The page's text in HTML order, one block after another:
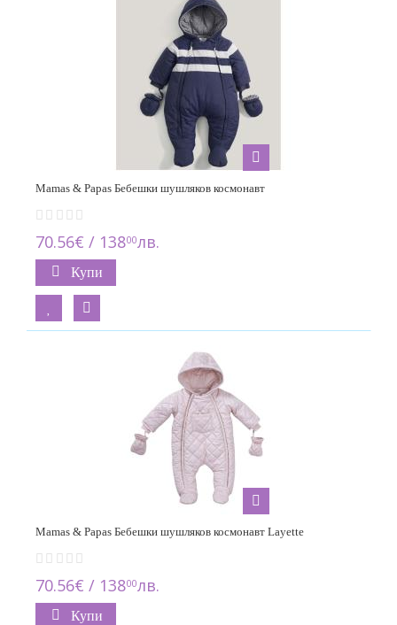
Mamas & Papas Бебешки шушляков космонавт
70.56€ / 13800лв.
Купи
Mamas & Papas Бебешки шушляков космонавт Layette
70.56€ / 13800лв.
Купи